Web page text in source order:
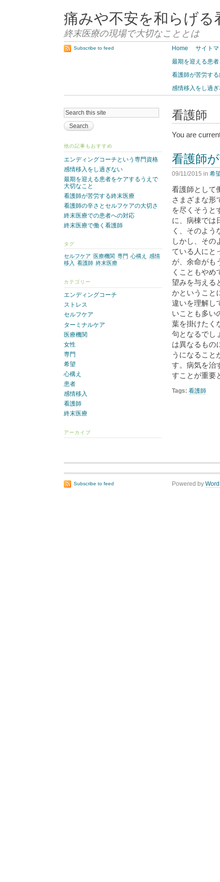
痛みや不安を和らげる
終末医療の現場で大切なこととは
Home
サイト
最期を迎える患
看護師が苦労す
感情移入をし過
Subscribe to feed
看護師
You are
看護師
09/11/2015 in 希
看護師として
さまざまな形
を尽くそうと
に、病棟では
く、そのよう
しかし、その
ている人にと
が、余命がも
くこともやめ
望みを与える
かということ
違いを理解し
いことも多い
葉を掛けたく
句となるでし
は異なるもの
うになること
す。病気を治
すことが重要
Tags: 看護師
他の記事もおすすめ
エンディングコーチという専門資格
感情移入をし過ぎない
最期を迎える患者をケアするうえで
大切なこと
看護師が苦労する終末医療
看護師の辛さとセルフケアの大切さ
終末医療での患者への対応
終末医療で働く看護師
タグ
セルフケア 医療機関 専門 心構え
感情
移入 看護師 終末医療
カテゴリー
エンディングコーチ
ストレス
セルフケア
ターミナルケア
医療機関
女性
専門
希望
心構え
患者
感情移入
看護師
終末医療
アーカイブ
Subscribe to feed Powered by